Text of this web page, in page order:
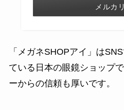
メルカリ
「メガネSHOPアイ」は
ている日本の眼鏡ショップ
ーからの信頼も厚いです。